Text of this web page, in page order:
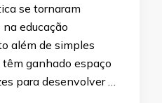
se tornaram
educação
além de simples
ganhado espaço
para desenvolver …